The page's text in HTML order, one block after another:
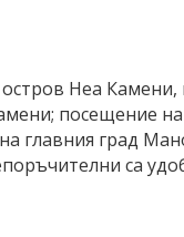
Неа
посещение
главния град
са